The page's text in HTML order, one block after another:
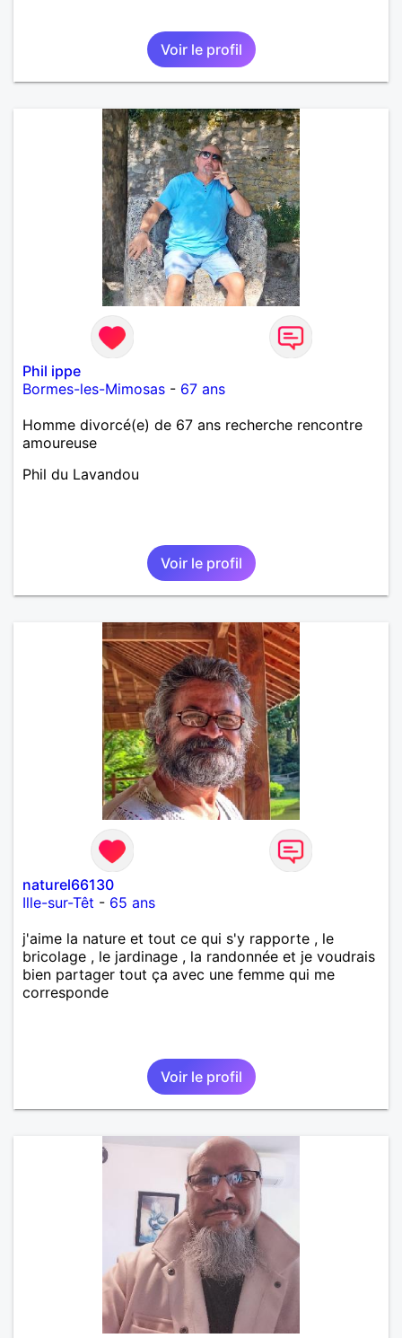
Voir le profil
Phil ippe
Bormes-les-Mimosas - 67 ans
Homme divorcé(e) de 67 ans recherche rencontre
amoureuse
Phil du Lavandou
Voir le profil
naturel66130
Ille-sur-Têt - 65 ans
j'aime la nature et tout ce qui s'y rapporte , le
bricolage , le jardinage , la randonnée et je voudrais
bien partager tout ça avec une femme qui me
corresponde
Voir le profil